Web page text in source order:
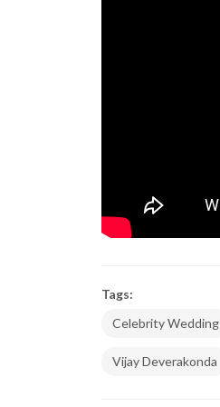
Tags:
Celebrity Wedding
Vijay Deverakonda